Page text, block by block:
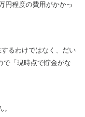
円程度の費用がかかっ
るわけではなく、だい
で「現時点で貯金がな